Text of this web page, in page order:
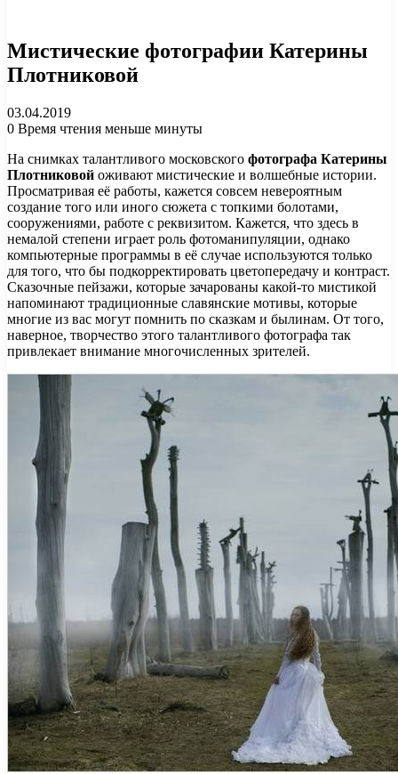
Мистические фотографии Катерины
Плотниковой
03.04.2019
0 Время чтения меньше минуты
На снимках талантливого московского фотографа Катерины
Плотниковой оживают мистические и волшебные истории.
Просматривая её работы, кажется совсем невероятным
создание того или иного сюжета с топкими болотами,
сооружениями, работе с реквизитом. Кажется, что здесь в
немалой степени играет роль фотоманипуляции, однако
компьютерные программы в её случае используются только
для того, что бы подкорректировать цветопередачу и контраст.
Сказочные пейзажи, которые зачарованы какой-то мистикой
напоминают традиционные славянские мотивы, которые
многие из вас могут помнить по сказкам и былинам. От того,
наверное, творчество этого талантливого фотографа так
привлекает внимание многочисленных зрителей.